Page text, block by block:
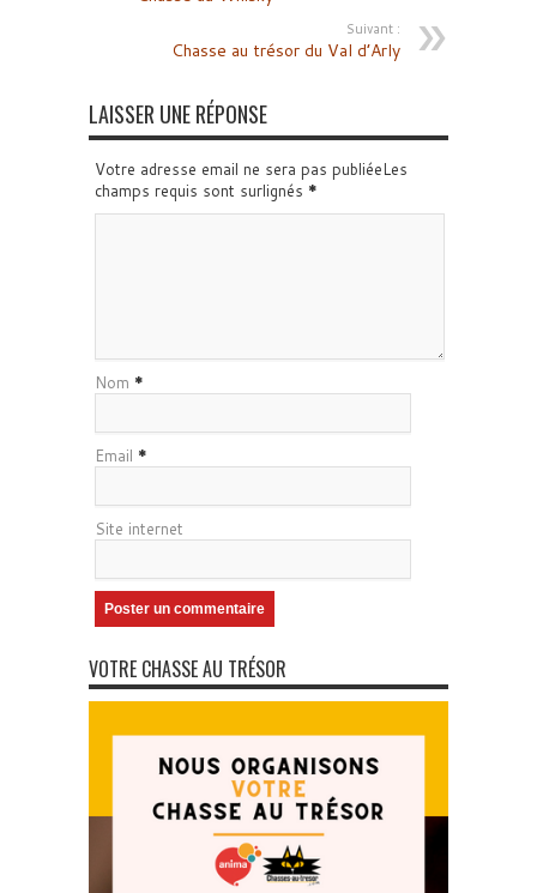
Suivant :
Chasse au trésor du Val d’Arly
LAISSER UNE RÉPONSE
Votre adresse email ne sera pas publiéeLes
champs requis sont surlignés *
Nom *
Email *
Site internet
VOTRE CHASSE AU TRÉSOR